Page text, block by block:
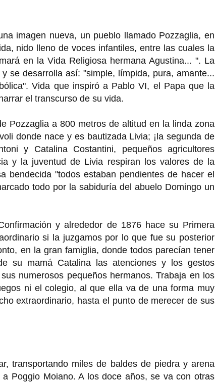
imagen nueva, un pueblo llamado Pozzaglia, en
nido lleno de voces infantiles, entre las cuales la
en la Vida Religiosa hermana Agustina... ". La
se desarrolla así: "simple, límpida, pura, amante...
Vida que inspiró a Pablo VI, el Papa que la
el transcurso de su vida.
Pozzaglia a 800 metros de altitud en la linda zona
donde nace y es bautizada Livia; ¡la segunda de
y Catalina Costantini, pequeños agricultores
y la juventud de Livia respiran los valores de la
bendecida "todos estaban pendientes de hacer el
todo por la sabiduría del abuelo Domingo un
y alrededor de 1876 hace su Primera
si la juzgamos por lo que fue su posterior
en la gran famiglia, donde todos parecían tener
su mamá Catalina las atenciones y los gestos
numerosos pequeños hermanos. Trabaja en los
ni el colegio, al que ella va de una forma muy
extraordinario, hasta el punto de merecer de sus
transportando miles de baldes de piedra y arena
Poggio Moiano. A los doce años, se va con otras